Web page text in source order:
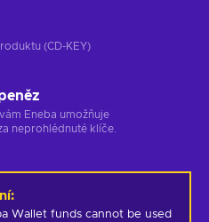
(CD-KEY)
Eneba umožňuje
neprohlédnuté klíče.
:
Wallet funds cannot be used